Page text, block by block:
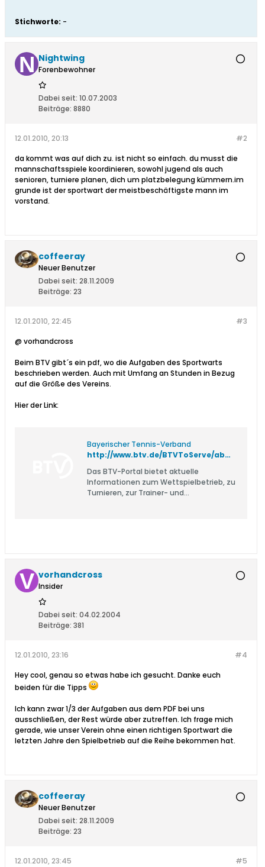
Stichworte: -
Nightwing
Forenbewohner
Dabei seit: 10.07.2003
Beiträge: 8880
#2
12.01.2010, 20:13
da kommt was auf dich zu. ist nicht so einfach. du musst die
mannschaftsspiele koordinieren, sowohl jugend als auch
senioren, turniere planen, dich um platzbelegung kümmern.im
grunde ist der sportwart der meistbeschäftigste mann im
vorstand.
coffeeray
Neuer Benutzer
Dabei seit: 28.11.2009
Beiträge: 23
#3
12.01.2010, 22:45
@ vorhandcross
Beim BTV gibt´s ein pdf, wo die Aufgaben des Sportwarts
beschrieben werden. Auch mit Umfang an Stunden in Bezug
auf die Größe des Vereins.
Hier der Link:
Bayerischer Tennis-Verband
http://www.btv.de/BTVToServe/abaxx-?$part=Home.content.contentsearch&docPath=/content/BTV/_Vereinsberatung/Downloads/Stellenbeschreibung%20Sportwart&docId=1084625&fromSearch=0&fromPart=Home.content.search
Das BTV-Portal bietet aktuelle
Informationen zum Wettspielbetrieb, zu
Turnieren, zur Trainer- und
vorhandcross
Insider
Dabei seit: 04.02.2004
Beiträge: 381
#4
12.01.2010, 23:16
Hey cool, genau so etwas habe ich gesucht. Danke euch
beiden für die Tipps
Ich kann zwar 1/3 der Aufgaben aus dem PDF bei uns
ausschließen, der Rest würde aber zutreffen. Ich frage mich
gerade, wie unser Verein ohne einen richtigen Sportwart die
letzten Jahre den Spielbetrieb auf die Reihe bekommen hat.
coffeeray
Neuer Benutzer
Dabei seit: 28.11.2009
Beiträge: 23
#5
12.01.2010, 23:45